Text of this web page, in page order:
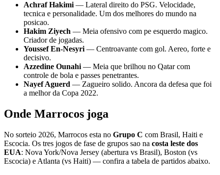
Achraf Hakimi— Lateral direito do PSG. Velocidade,
tecnica e personalidade. Um dos melhores do mundo na
posicao.
Hakim Ziyech — Meia ofensivo com pe esquerdo magico.
Criador de jogadas.
Youssef En-Nesyri— Centroavante com gol. Aereo, forte e
decisivo.
Azzedine Ounahi— Meia que brilhou no Qatar com
controle de bola e passes penetrantes.
Nayef Aguerd — Zagueiro solido. Ancora da defesa que foi
a melhor da Copa 2022.
Onde Marrocos joga
No sorteio 2026, Marrocos esta no Grupo C com Brasil, Haiti e
Escocia. Os tres jogos de fase de grupos sao na costa leste dos
EUA: Nova York/Nova Jersey (abertura vs Brasil), Boston (vs
Escocia) e Atlanta (vs Haiti) — confira a tabela de partidos abaixo.